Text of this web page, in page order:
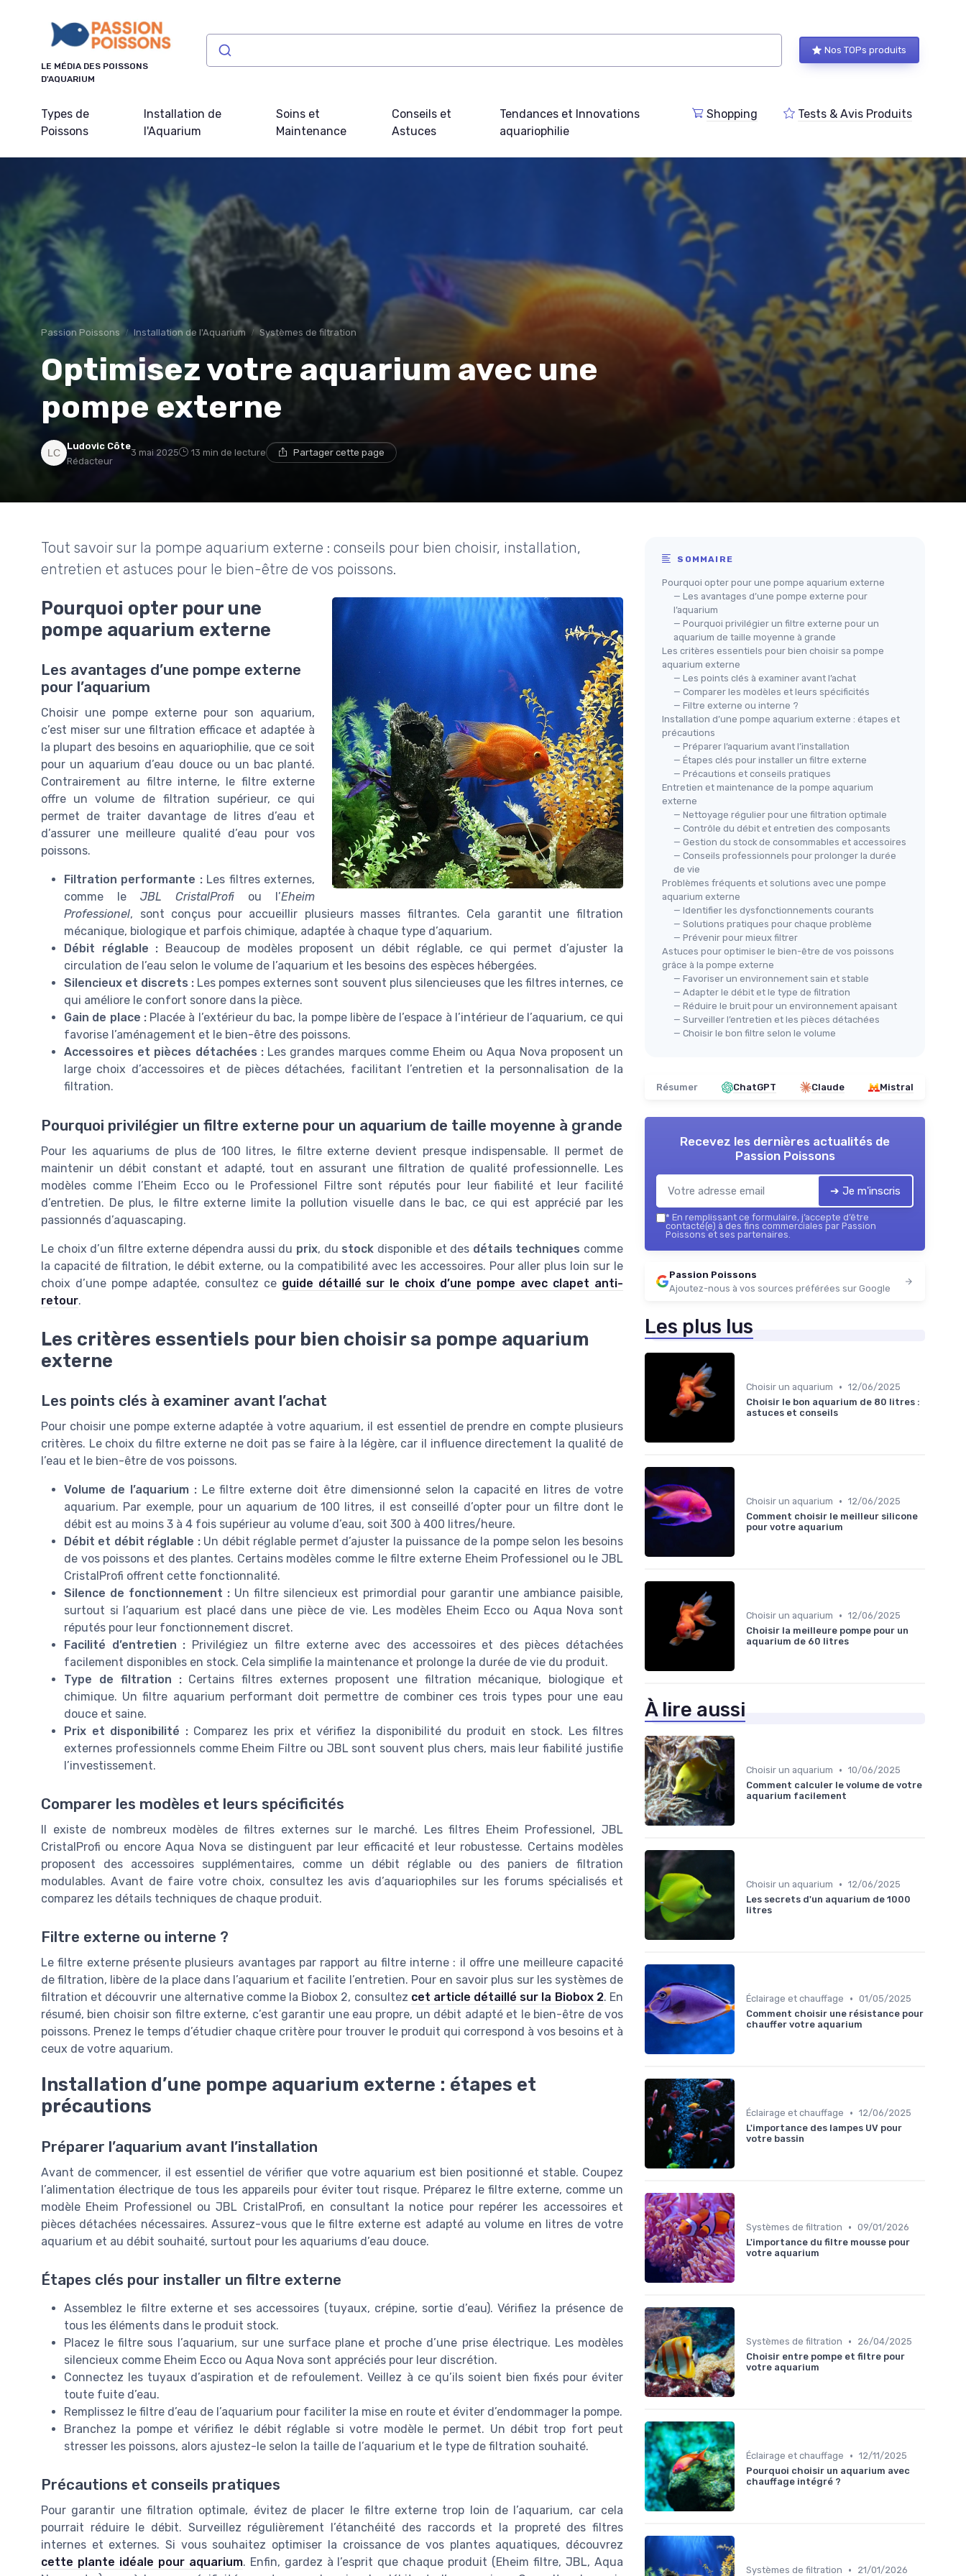
LE MÉDIA DES POISSONS
D'AQUARIUM
Nos TOPs produits
Types de
Poissons
Installation de
l'Aquarium
Soins et
Maintenance
Conseils et
Astuces
Tendances et Innovations
aquariophilie
Shopping Tests & Avis Produits
Passion Poissons Installation de l'Aquarium Systèmes de filtration
Optimisez votre aquarium avec une
pompe externe
Ludovic Côte
Rédacteur
3 mai 2025 13 min de lecture Partager cette page
Tout savoir sur la pompe aquarium externe : conseils pour bien choisir, installation,
entretien et astuces pour le bien-être de vos poissons.
Pourquoi opter pour une
pompe aquarium externe
Les avantages d’une pompe externe
pour l’aquarium
Choisir une pompe externe pour son aquarium,
c’est miser sur une filtration efficace et adaptée à
la plupart des besoins en aquariophilie, que ce soit
pour un aquarium d’eau douce ou un bac planté.
Contrairement au filtre interne, le filtre externe
offre un volume de filtration supérieur, ce qui
permet de traiter davantage de litres d’eau et
d’assurer une meilleure qualité d’eau pour vos
poissons.
Filtration performante :Les filtres externes,
comme le JBL CristalProfi ou l’Eheim
Professionel, sont conçus pour accueillir plusieurs masses filtrantes. Cela garantit une filtration
mécanique, biologique et parfois chimique, adaptée à chaque type d’aquarium.
Débit réglable : Beaucoup de modèles proposent un débit réglable, ce qui permet d’ajuster la
circulation de l’eau selon le volume de l’aquarium et les besoins des espèces hébergées.
Silencieux et discrets : Les pompes externes sont souvent plus silencieuses que les filtres internes, ce
qui améliore le confort sonore dans la pièce.
Gain de place :Placée à l’extérieur du bac, la pompe libère de l’espace à l’intérieur de l’aquarium, ce qui
favorise l’aménagement et le bien-être des poissons.
Accessoires et pièces détachées :Les grandes marques comme Eheim ou Aqua Nova proposent un
large choix d’accessoires et de pièces détachées, facilitant l’entretien et la personnalisation de la
filtration.
Pourquoi privilégier un filtre externe pour un aquarium de taille moyenne à grande
Pour les aquariums de plus de 100 litres, le filtre externe devient presque indispensable. Il permet de
maintenir un débit constant et adapté, tout en assurant une filtration de qualité professionnelle. Les
modèles comme l’Eheim Ecco ou le Professionel Filtre sont réputés pour leur fiabilité et leur facilité
d’entretien. De plus, le filtre externe limite la pollution visuelle dans le bac, ce qui est apprécié par les
passionnés d’aquascaping.
Le choix d’un filtre externe dépendra aussi du prix, du stock disponible et des détails techniques comme
la capacité de filtration, le débit externe, ou la compatibilité avec les accessoires. Pour aller plus loin sur le
choix d’une pompe adaptée, consultez ce guide détaillé sur le choix d’une pompe avec clapet anti-
retour.
Les critères essentiels pour bien choisir sa pompe aquarium
externe
Les points clés à examiner avant l’achat
Pour choisir une pompe externe adaptée à votre aquarium, il est essentiel de prendre en compte plusieurs
critères. Le choix du filtre externe ne doit pas se faire à la légère, car il influence directement la qualité de
l’eau et le bien-être de vos poissons.
Volume de l’aquarium :Le filtre externe doit être dimensionné selon la capacité en litres de votre
aquarium. Par exemple, pour un aquarium de 100 litres, il est conseillé d’opter pour un filtre dont le
débit est au moins 3 à 4 fois supérieur au volume d’eau, soit 300 à 400 litres/heure.
Débit et débit réglable :Un débit réglable permet d’ajuster la puissance de la pompe selon les besoins
de vos poissons et des plantes. Certains modèles comme le filtre externe Eheim Professionel ou le JBL
CristalProfi offrent cette fonctionnalité.
Silence de fonctionnement :Un filtre silencieux est primordial pour garantir une ambiance paisible,
surtout si l’aquarium est placé dans une pièce de vie. Les modèles Eheim Ecco ou Aqua Nova sont
réputés pour leur fonctionnement discret.
Facilité d’entretien : Privilégiez un filtre externe avec des accessoires et des pièces détachées
facilement disponibles en stock. Cela simplifie la maintenance et prolonge la durée de vie du produit.
Type de filtration :Certains filtres externes proposent une filtration mécanique, biologique et
chimique. Un filtre aquarium performant doit permettre de combiner ces trois types pour une eau
douce et saine.
Prix et disponibilité :Comparez les prix et vérifiez la disponibilité du produit en stock. Les filtres
externes professionnels comme Eheim Filtre ou JBL sont souvent plus chers, mais leur fiabilité justifie
l’investissement.
Comparer les modèles et leurs spécificités
Il existe de nombreux modèles de filtres externes sur le marché. Les filtres Eheim Professionel, JBL
CristalProfi ou encore Aqua Nova se distinguent par leur efficacité et leur robustesse. Certains modèles
proposent des accessoires supplémentaires, comme un débit réglable ou des paniers de filtration
modulables. Avant de faire votre choix, consultez les avis d’aquariophiles sur les forums spécialisés et
comparez les détails techniques de chaque produit.
Filtre externe ou interne ?
Le filtre externe présente plusieurs avantages par rapport au filtre interne : il offre une meilleure capacité
de filtration, libère de la place dans l’aquarium et facilite l’entretien. Pour en savoir plus sur les systèmes de
filtration et découvrir une alternative comme la Biobox 2, consultez cet article détaillé sur la Biobox 2. En
résumé, bien choisir son filtre externe, c’est garantir une eau propre, un débit adapté et le bien-être de vos
poissons. Prenez le temps d’étudier chaque critère pour trouver le produit qui correspond à vos besoins et à
ceux de votre aquarium.
Installation d’une pompe aquarium externe : étapes et
précautions
Préparer l’aquarium avant l’installation
Avant de commencer, il est essentiel de vérifier que votre aquarium est bien positionné et stable. Coupez
l’alimentation électrique de tous les appareils pour éviter tout risque. Préparez le filtre externe, comme un
modèle Eheim Professionel ou JBL CristalProfi, en consultant la notice pour repérer les accessoires et
pièces détachées nécessaires. Assurez-vous que le filtre externe est adapté au volume en litres de votre
aquarium et au débit souhaité, surtout pour les aquariums d’eau douce.
Étapes clés pour installer un filtre externe
Assemblez le filtre externe et ses accessoires (tuyaux, crépine, sortie d’eau). Vérifiez la présence de
tous les éléments dans le produit stock.
Placez le filtre sous l’aquarium, sur une surface plane et proche d’une prise électrique. Les modèles
silencieux comme Eheim Ecco ou Aqua Nova sont appréciés pour leur discrétion.
Connectez les tuyaux d’aspiration et de refoulement. Veillez à ce qu’ils soient bien fixés pour éviter
toute fuite d’eau.
Remplissez le filtre d’eau de l’aquarium pour faciliter la mise en route et éviter d’endommager la pompe.
Branchez la pompe et vérifiez le débit réglable si votre modèle le permet. Un débit trop fort peut
stresser les poissons, alors ajustez-le selon la taille de l’aquarium et le type de filtration souhaité.
Précautions et conseils pratiques
Pour garantir une filtration optimale, évitez de placer le filtre externe trop loin de l’aquarium, car cela
pourrait réduire le débit. Surveillez régulièrement l’étanchéité des raccords et la propreté des filtres
internes et externes. Si vous souhaitez optimiser la croissance de vos plantes aquatiques, découvrez
cette plante idéale pour aquarium. Enfin, gardez à l’esprit que chaque produit (Eheim filtre, JBL, Aqua
SOMMAIRE
Pourquoi opter pour une pompe aquarium externe
— Les avantages d’une pompe externe pour
l’aquarium
— Pourquoi privilégier un filtre externe pour un
aquarium de taille moyenne à grande
Les critères essentiels pour bien choisir sa pompe
aquarium externe
— Les points clés à examiner avant l’achat
— Comparer les modèles et leurs spécificités
— Filtre externe ou interne ?
Installation d’une pompe aquarium externe : étapes et
précautions
— Préparer l’aquarium avant l’installation
— Étapes clés pour installer un filtre externe
— Précautions et conseils pratiques
Entretien et maintenance de la pompe aquarium
externe
— Nettoyage régulier pour une filtration optimale
— Contrôle du débit et entretien des composants
— Gestion du stock de consommables et accessoires
— Conseils professionnels pour prolonger la durée
de vie
Problèmes fréquents et solutions avec une pompe
aquarium externe
— Identifier les dysfonctionnements courants
— Solutions pratiques pour chaque problème
— Prévenir pour mieux filtrer
Astuces pour optimiser le bien-être de vos poissons
grâce à la pompe externe
— Favoriser un environnement sain et stable
— Adapter le débit et le type de filtration
— Réduire le bruit pour un environnement apaisant
— Surveiller l’entretien et les pièces détachées
— Choisir le bon filtre selon le volume
Résumer ChatGPT Claude Mistral
Recevez les dernières actualités de
Passion Poissons
➔ Je m'inscris
* En remplissant ce formulaire, j’accepte d’être
contacté(e) à des fins commerciales par Passion
Poissons et ses partenaires.
Passion Poissons
Ajoutez-nous à vos sources préférées sur Google
Les plus lus
Choisir un aquarium • 12/06/2025
Choisir le bon aquarium de 80 litres :
astuces et conseils
Choisir un aquarium • 12/06/2025
Comment choisir le meilleur silicone
pour votre aquarium
Choisir un aquarium • 12/06/2025
Choisir la meilleure pompe pour un
aquarium de 60 litres
À lire aussi
Choisir un aquarium • 10/06/2025
Comment calculer le volume de votre
aquarium facilement
Choisir un aquarium • 12/06/2025
Les secrets d'un aquarium de 1000
litres
Éclairage et chauffage • 01/05/2025
Comment choisir une résistance pour
chauffer votre aquarium
Éclairage et chauffage • 12/06/2025
L'importance des lampes UV pour
votre bassin
Systèmes de filtration • 09/01/2026
L'importance du filtre mousse pour
votre aquarium
Systèmes de filtration •
26/04/2025
Choisir entre pompe et filtre pour
votre aquarium
Éclairage et chauffage • 12/11/2025
Pourquoi choisir un aquarium avec
chauffage intégré ?
Systèmes de filtration • 21/01/2026